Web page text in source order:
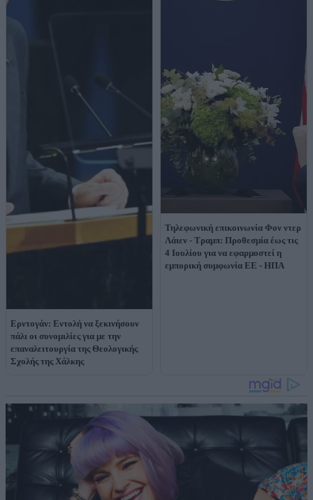
Ερντογάν: Εντολή να ξεκινήσουν
πάλι οι συνομιλίες για με την
επαναλειτουργία της Θεολογικής
Σχολής της Χάλκης
Τηλεφωνική επικοινωνία Φον ντερ
Λάιεν - Τραμπ: Προθεσμία έως τις
4 Ιουλίου για να εφαρμοστεί η
εμπορική συμφωνία ΕΕ - ΗΠΑ